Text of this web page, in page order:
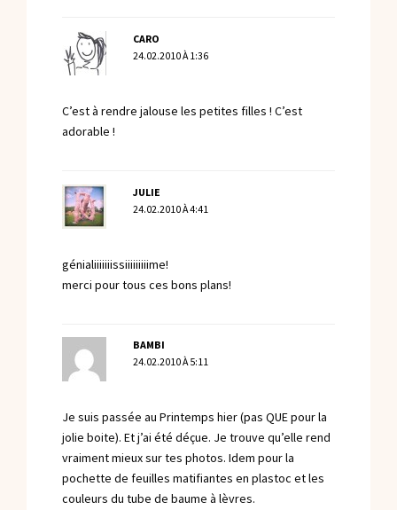
CARO
24.02.2010 À 1:36
C’est à rendre jalouse les petites filles ! C’est
adorable !
JULIE
24.02.2010 À 4:41
génialiiiiiiissiiiiiiiiime!
merci pour tous ces bons plans!
BAMBI
24.02.2010 À 5:11
Je suis passée au Printemps hier (pas QUE pour la
jolie boite). Et j’ai été déçue. Je trouve qu’elle rend
vraiment mieux sur tes photos. Idem pour la
pochette de feuilles matifiantes en plastoc et les
couleurs du tube de baume à lèvres.